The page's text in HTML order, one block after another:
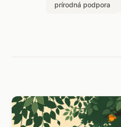
prírodná podpora